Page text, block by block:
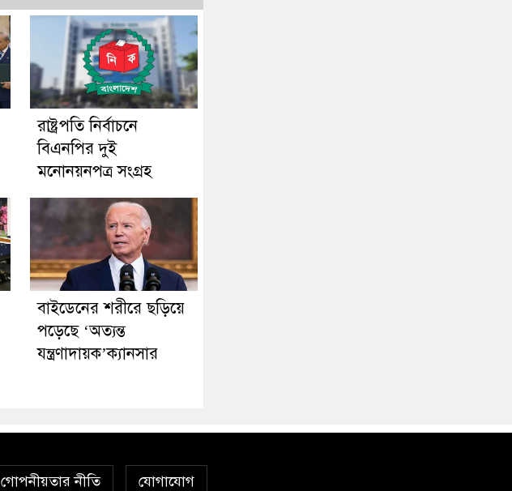
রাষ্ট্রপতি নির্বাচনে
বিএনপির দুই
মনোনয়নপত্র সংগ্রহ
বাইডেনের শরীরে ছড়িয়ে
পড়েছে ‘অত্যন্ত
যন্ত্রণাদায়ক’ক্যানসার
গোপনীয়তার নীতি যোগাযোগ